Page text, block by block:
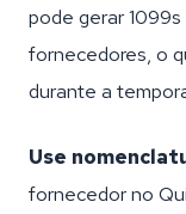
pode gerar
fornecedores, o
durante a
Use
fornecedor no